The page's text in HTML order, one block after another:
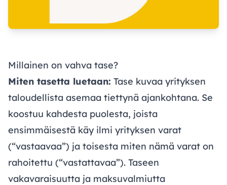
Millainen on vahva tase?
Miten tasetta luetaan: Tase kuvaa yrityksen
taloudellista asemaa tiettynä ajankohtana. Se
koostuu kahdesta puolesta, joista
ensimmäisestä käy ilmi yrityksen varat
(“vastaavaa”) ja toisesta miten nämä varat on
rahoitettu (“vastattavaa”). Taseen
vakavaraisuutta ja maksuvalmiutta